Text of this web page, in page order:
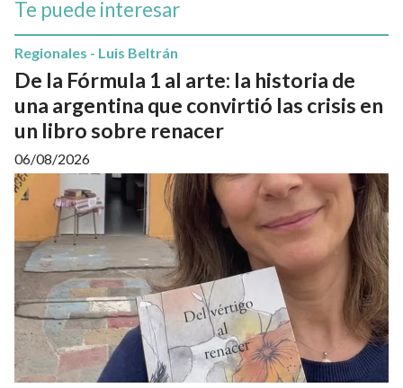
Te puede interesar
De la Fórmula 1 al arte: la historia de
una argentina que convirtió las crisis en
un libro sobre renacer
Regionales - Luis Beltrán
06/08/2026